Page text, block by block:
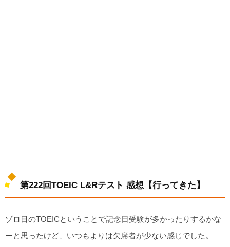
第222回TOEIC L&Rテスト 感想【行ってきた】
ゾロ目のTOEICということで記念日受験が多かったりするかな
ーと思ったけど、いつもよりは欠席者が少ない感じでした。